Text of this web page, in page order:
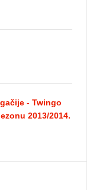
- Twingo
2013/2014.